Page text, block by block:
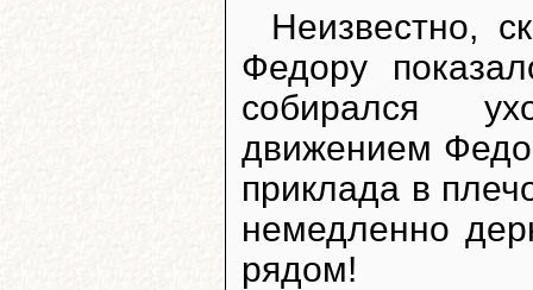
Неизвестно,
Федору
собирался
движением
приклада в
немедленно
рядом!